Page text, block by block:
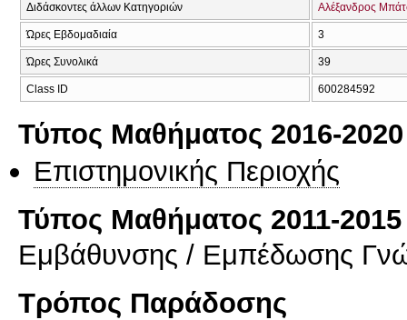
Διδάσκοντες άλλων Κατηγοριών Αλέξανδρος
Ώρες Εβδομαδιαία 3
Ώρες Συνολικά 39
Class ID 600284592
Τύπος Μαθήματος 2016-2020
Επιστημονικής Περιοχής
Τύπος Μαθήματος 2011-2015
Εμβάθυνσης / Εμπέδωσης
Τρόπος Παράδοσης